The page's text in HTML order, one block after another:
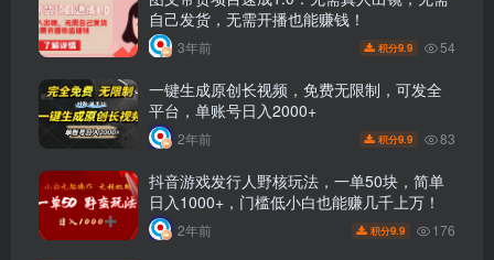
自己发货，无需开播也能赚钱！
3年前 积分9.9 54
一键生成原创长视频，免费无限制，可发全
平台，单账号日入2000+
2年前 积分9.9 83
抖音游戏发行人野核玩法，一单50块，简单
日入1000+，门槛低小白也能赚几千上万！
2年前 积分9.9 176